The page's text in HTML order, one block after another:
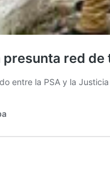
presunta red
entre la PSA y la